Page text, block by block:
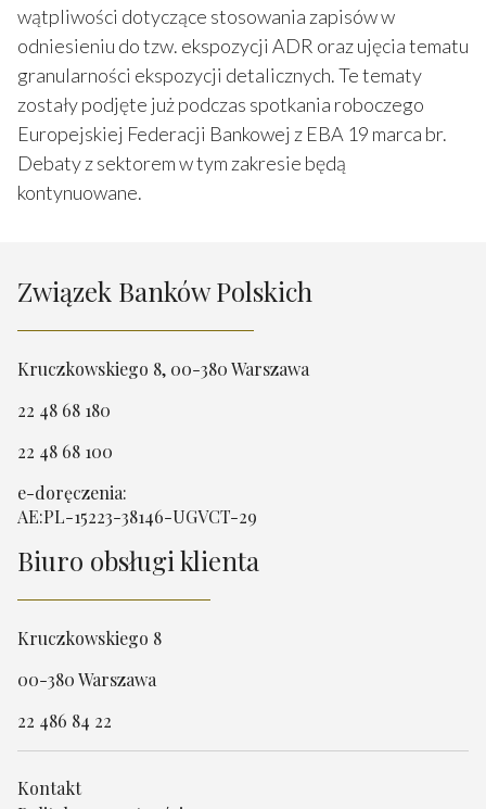
wątpliwości dotyczące stosowania zapisów w
odniesieniu do tzw. ekspozycji ADR oraz ujęcia tematu
granularności ekspozycji detalicznych. Te tematy
zostały podjęte już podczas spotkania roboczego
Europejskiej Federacji Bankowej z EBA 19 marca br.
Debaty z sektorem w tym zakresie będą
kontynuowane.
Związek Banków Polskich
Kruczkowskiego 8, 00-380 Warszawa
22 48 68 180
22 48 68 100
e-doręczenia:
AE:PL-15223-38146-UGVCT-29
Biuro obsługi klienta
Kruczkowskiego 8
00-380 Warszawa
22 486 84 22
Kontakt